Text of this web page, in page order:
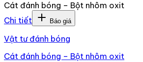
Cát đánh bóng – Bột nhôm oxit
Chi tiết
Báo giá
Vật tư đánh bóng
Cát đánh bóng – Bột nhôm oxit